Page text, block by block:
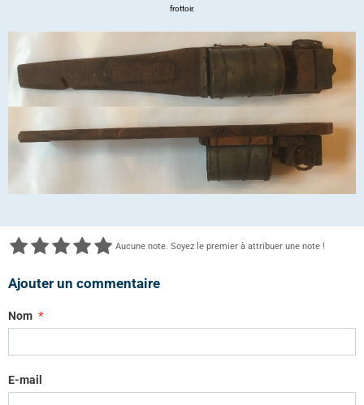
frottoir.
Aucune note. Soyez le premier à attribuer une note !
Ajouter un commentaire
Nom
E-mail